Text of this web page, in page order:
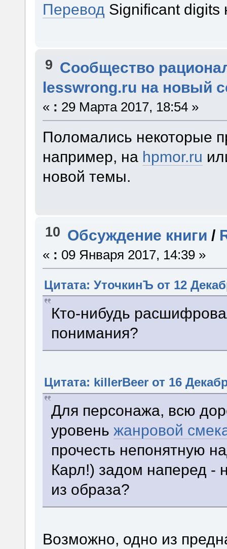
Перевод Significant digits
9 Сообщество
lesswrong.ru на новый
« : 29 Марта 2017, 18:54 »
Поломались некоторые
например, на hpmor.ru
новой темы.
10 Обсуждение книги /
« : 09 Января 2017, 14:39 »
Цитата: УточкинЪ от 12
Кто-нибудь
понимания?
Цитата: killerBeer от 16
Для персонажа, всю
уровеньжанровой
прочесть непонятную
Карл!) задом наперед -
из образа?
Возможно, одно из